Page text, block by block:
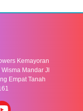
Kemayoran
Mandar Jl
Empat Tanah